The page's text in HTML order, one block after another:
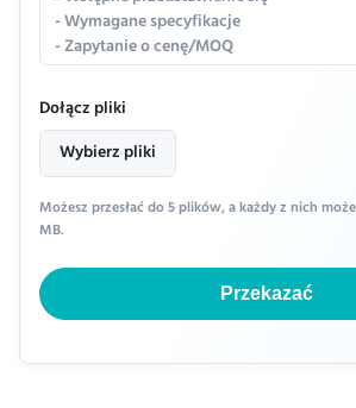
Dołącz pliki
Wybierz pliki
Możesz przesłać do 5 plików, a każdy z nich
MB.
Przekazać